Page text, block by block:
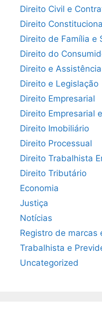
Direito Civil e
Direito
Direito de Família e
Direito do
Direito e
Direito e Legislação
Direito Empresarial
Direito Empresarial
Direito Imobiliário
Direito Processual
Direito Trabalhista
Direito Tributário
Economia
Justiça
Notícias
Registro de marcas
Trabalhista e
Uncategorized